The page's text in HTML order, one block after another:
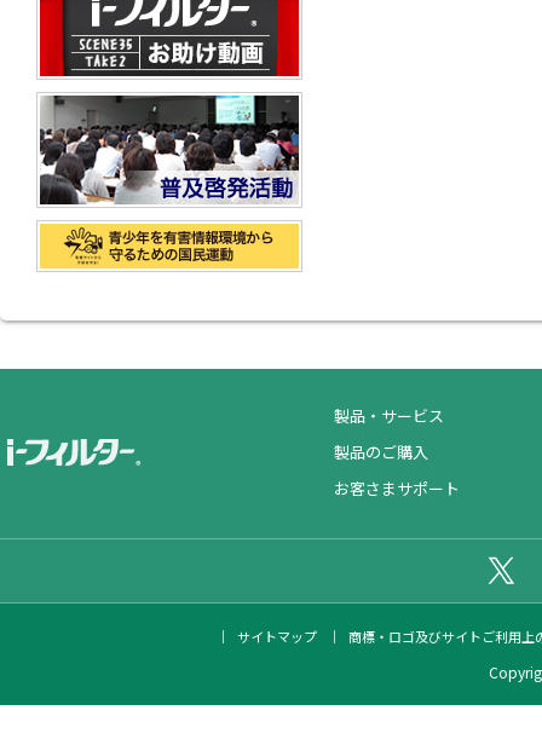
製品・サービス
製品のご購入
お客さまサポート
サイトマップ 商標・ロゴ及びサイトご利用上